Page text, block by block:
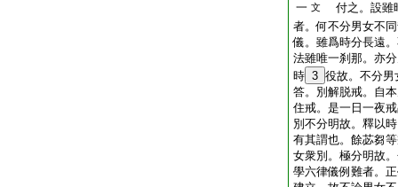
一 文
付之。設雖
者。何不分男女不
儀。雖爲時分長遠
法雖唯一刹那。亦
時 3 役故。不分男
答。別解脱戒。自
住戒。是一日一夜
別不分明故。釋以
有其謂也。餘苾芻
女衆別。極分明故
學六律儀例難者。